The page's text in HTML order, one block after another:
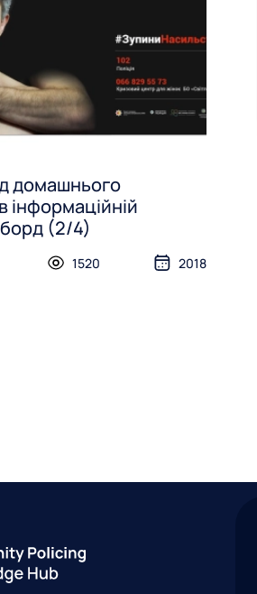
домашнього
інформаційній
(2/4)
1520 2018